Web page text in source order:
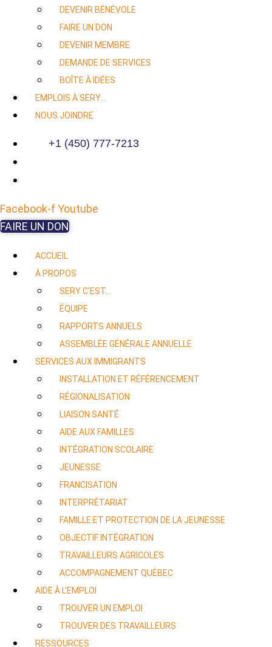
DEVENIR BÉNÉVOLE
FAIRE UN DON
DEVENIR MEMBRE
DEMANDE DE SERVICES
BOÎTE À IDÉES
EMPLOIS À SERY…
NOUS JOINDRE
+1 (450) 777-7213
Facebook-fYoutube
FAIRE UN DON
ACCUEIL
À PROPOS
SERY C’EST…
ÉQUIPE
RAPPORTS ANNUELS
ASSEMBLÉE GÉNÉRALE ANNUELLE
SERVICES AUX IMMIGRANTS
INSTALLATION ET RÉFÉRENCEMENT
RÉGIONALISATION
LIAISON SANTÉ
AIDE AUX FAMILLES
INTÉGRATION SCOLAIRE
JEUNESSE
FRANCISATION
INTERPRÉTARIAT
FAMILLE ET PROTECTION DE LA JEUNESSE
OBJECTIF INTÉGRATION
TRAVAILLEURS AGRICOLES
ACCOMPAGNEMENT QUÉBEC
AIDE À L’EMPLOI
TROUVER UN EMPLOI
TROUVER DES TRAVAILLEURS
RESSOURCES